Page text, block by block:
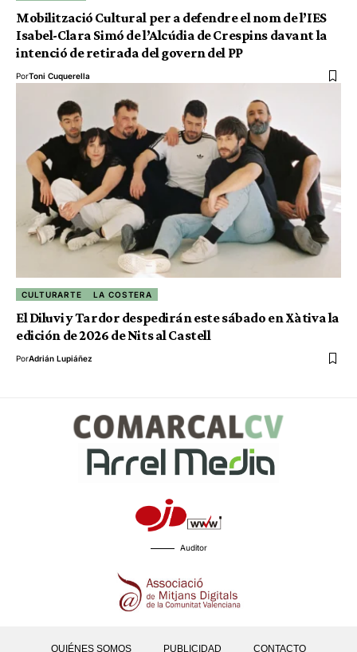
Mobilització Cultural per a defendre el nom de l’IES
Isabel-Clara Simó de l’Alcúdia de Crespins davant la
intenció de retirada del govern del PP
PorToni Cuquerella
CULTURARTE LA COSTERA
El Diluvi y Tardor despedirán este sábado en Xàtiva la
edición de 2026 de Nits al Castell
PorAdrián Lupiáñez
Auditor
QUIÉNES SOMOS PUBLICIDAD CONTACTO